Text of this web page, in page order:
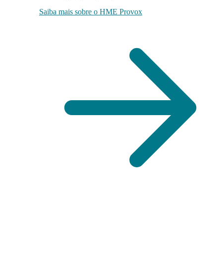
Saiba mais sobre o HME Provox